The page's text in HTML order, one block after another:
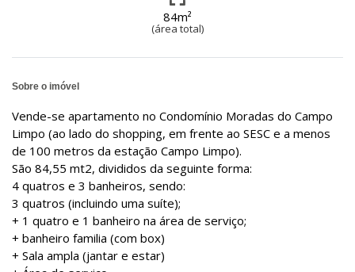
84m²
(área total)
Sobre o imóvel
Vende-se apartamento no Condomínio Moradas do Campo
Limpo (ao lado do shopping, em frente ao SESC e a menos
de 100 metros da estação Campo Limpo).
São 84,55 mt2, divididos da seguinte forma:
4 quatros e 3 banheiros, sendo:
3 quatros (incluindo uma suíte);
+ 1 quatro e 1 banheiro na área de serviço;
+ banheiro familia (com box)
+ Sala ampla (jantar e estar)